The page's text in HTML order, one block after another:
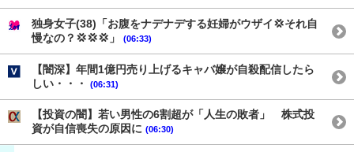
独身女子(38)「お腹をナデナデする妊婦がウザイ💢それ自
慢なの？💢💢💢」
(06:33)
【闇深】年間1億円売り上げるキャバ嬢が自殺配信したら
しい・・・
(06:31)
【投資の闇】若い男性の6割超が「人生の敗者」 株式投
資が自信喪失の原因に (06:30)